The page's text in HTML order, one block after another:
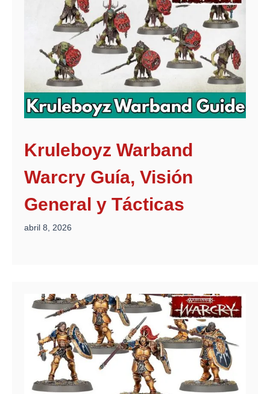
Kruleboyz Warband
Warcry Guía, Visión
General y Tácticas
abril 8, 2026